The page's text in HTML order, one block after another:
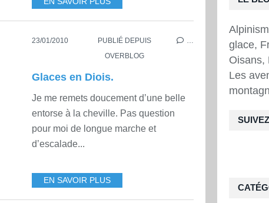
23/01/2010
PUBLIÉ DEPUIS
OVERBLOG
…
Glaces en Diois.
Je me remets doucement d’une belle
entorse à la cheville. Pas question
pour moi de longue marche et
d’escalade...
EN SAVOIR PLUS
glace,
Oisans,
Les